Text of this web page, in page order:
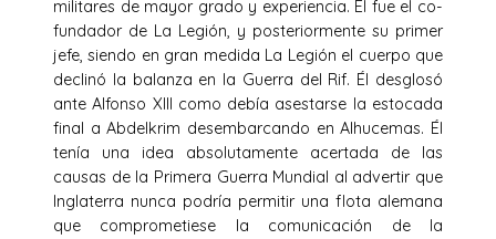
militares de mayor grado y experiencia. Él fue el co-
fundador de La Legión, y posteriormente su primer
jefe, siendo en gran medida La Legión el cuerpo que
declinó la balanza en la Guerra del Rif. Él desglosó
ante Alfonso XIII como debía asestarse la estocada
final a Abdelkrim desembarcando en Alhucemas. Él
tenía una idea absolutamente acertada de las
causas de la Primera Guerra Mundial al advertir que
Inglaterra nunca podría permitir una flota alemana
que comprometiese la comunicación de la